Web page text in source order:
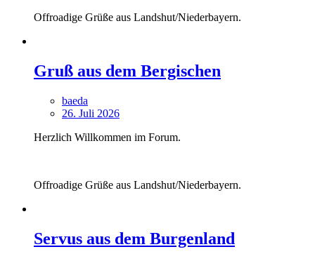
Offroadige Grüße aus Landshut/Niederbayern.
Gruß aus dem Bergischen
baeda
26. Juli 2026
Herzlich Willkommen im Forum.
Offroadige Grüße aus Landshut/Niederbayern.
Servus aus dem Burgenland